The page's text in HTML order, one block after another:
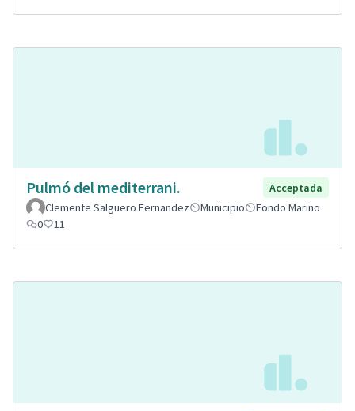
Pulmó del mediterrani.
Acceptada
Clemente Salguero Fernandez
Municipio
Fondo Marino
0
11